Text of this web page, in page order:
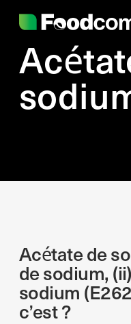
Acétate de
de sodium,
sodium
c’est ?